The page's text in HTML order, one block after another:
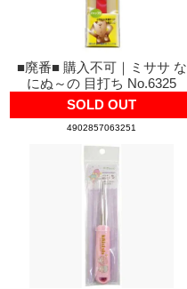
■廃番■ 購入不可｜ミササ な
にぬ～の 目打ち No.6325
SOLD OUT
4902857063251